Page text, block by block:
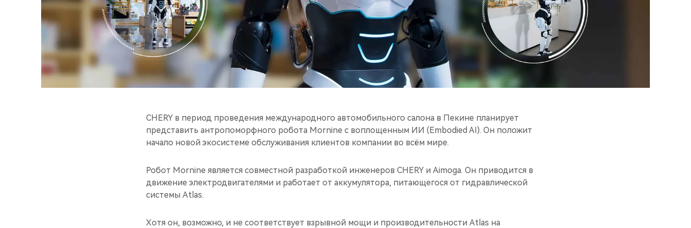
CHERY в период проведения международного автомобильного салона в Пекине планирует
представить антропоморфного робота Mornine с воплощенным ИИ (Embodied AI). Он положит
начало новой экосистеме обслуживания клиентов компании во всём мире.
Робот Mornine является совместной разработкой инженеров CHERY и Aimoga. Он приводится в
движение электродвигателями и работает от аккумулятора, питающегося от гидравлической
системы Atlas.
Хотя он, возможно, и не соответствует взрывной мощи и производительности Atlas на